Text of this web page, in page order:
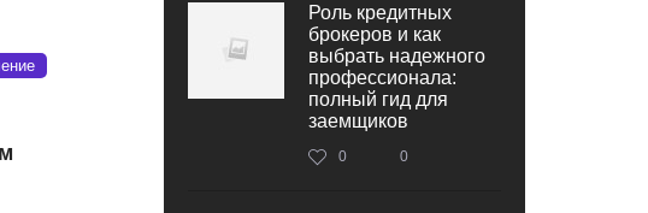
Роль кредитных
брокеров и как
выбрать надежного
профессионала:
полный гид для
заемщиков
0 0